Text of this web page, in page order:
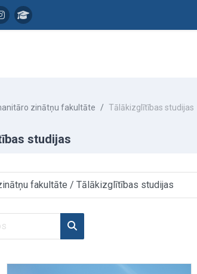
zinātņu fakultāte Tālākizglītības studijas
studijas
Buscar cursos